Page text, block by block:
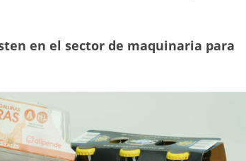
en el sector de maquinaria para